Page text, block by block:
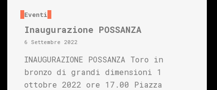
Eventi
Inaugurazione POSSANZA
6 Settembre 2022
INAUGURAZIONE POSSANZA Toro in
bronzo di grandi dimensioni 1
ottobre 2022 ore 17.00 Piazza